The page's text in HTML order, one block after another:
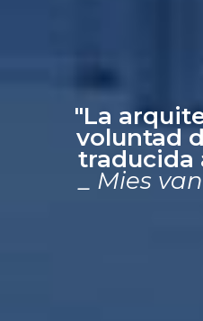
"La
voluntad
traducida
_ Mies